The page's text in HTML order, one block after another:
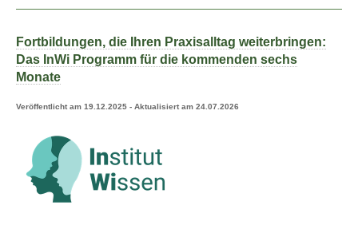
Fortbildungen, die Ihren Praxisalltag weiterbringen:
Das InWi Programm für die kommenden sechs
Monate
Veröffentlicht am 19.12.2025 - Aktualisiert am 24.07.2026